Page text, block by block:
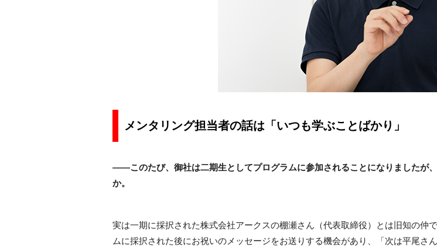
メンタリング担当者の話は「いつも学ぶことばかり」
――このたび、御社は二期生としてプログラムに参加されることになりましたが
か。
実は一期に採択された株式会社アークスの棚瀬さん（代表取締役）とは旧知の仲
ムに採択された後にお祝いのメッセージをお送りする機会があり、「次は平尾さ